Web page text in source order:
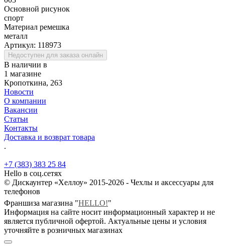
Основной рисунок
спорт
Материал ремешка
металл
Артикул: 118973
Недоступен для заказа онлайн
В наличии в
1 магазине
Кропоткина, 263
Новости
О компании
Вакансии
Статьи
Контакты
Доставка и возврат товара
.
+7 (383) 383 25 84
Hello в соц.сетях
© Дискаунтер «Хеллоу» 2015-2026 - Чехлы и аксессуары для
телефонов
Франшиза магазина "HELLO!"
Информация на сайте носит информационный характер и не
является публичной офертой. Актуальные цены и условия
уточняйте в розничных магазинах